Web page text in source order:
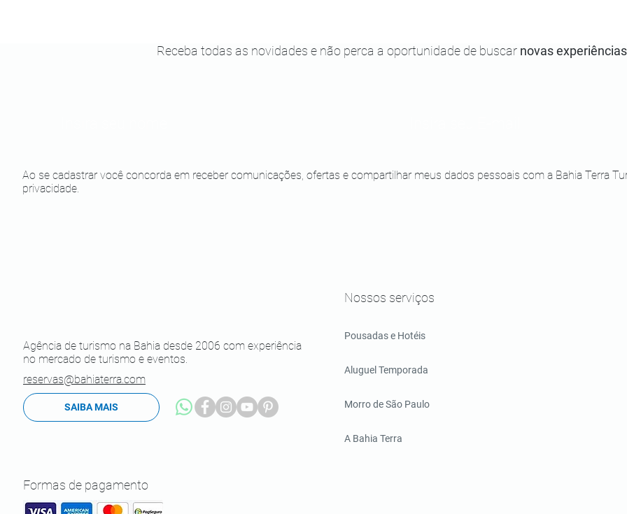
Formas de pagamento
Agência de turismo na Bahia desde 2006 com experiência
no mercado de turismo e eventos.
SAIBA MAIS
reservas@bahiaterra.com
Nossos serviços
Pousadas e Hotéis
Aluguel Temporada
Morro de São Paulo
A Bahia Terra
Receba todas as novidades e não perca a oportunidade de buscar novas experiências
Ao se cadastrar você concorda em receber comunicações, ofertas e compartilhar meus dados pessoais com a Bahia Terra
privacidade.